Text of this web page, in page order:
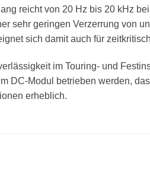
reicht von 20 Hz bis 20 kHz
sehr geringen Verzerrung von
sich damit auch für
im Touring- und
DC-Modul betrieben werden,
erheblich.